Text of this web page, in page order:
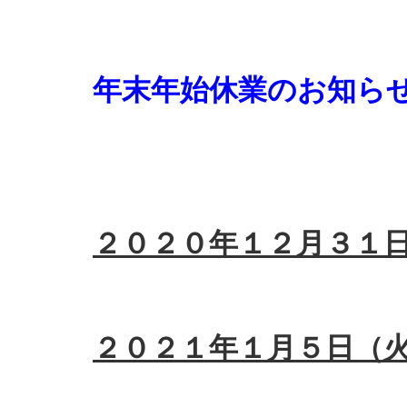
年末年始休業のお知ら
２０２０年１２月３１
２０２１年１月５日（火